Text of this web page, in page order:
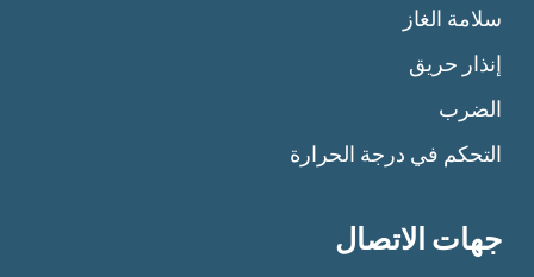
سلامة الغاز
إنذار حريق
الضرب
التحكم في درجة الحرارة
جهات الاتصال